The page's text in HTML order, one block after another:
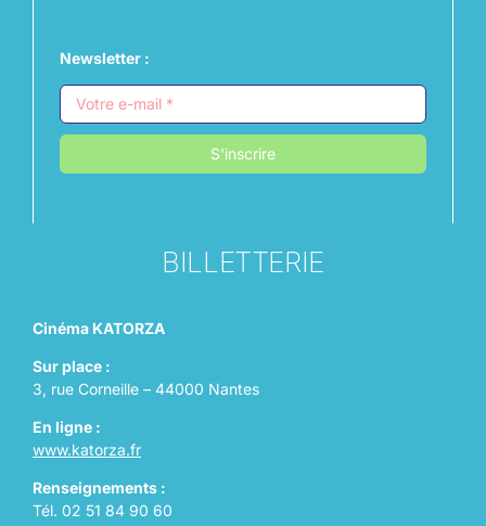
Newsletter :
S'inscrire
BILLETTERIE
Cinéma KATORZA
Sur place :
3, rue Corneille – 44000 Nantes
En ligne :
www.katorza.fr
Renseignements :
Tél. 02 51 84 90 60